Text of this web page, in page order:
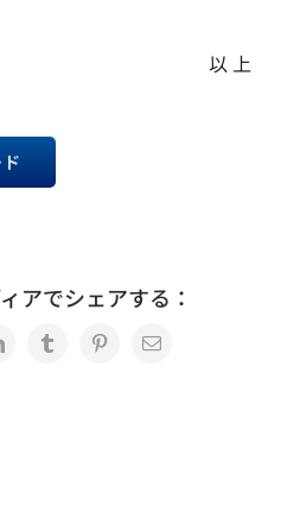
以 上
アでシェアする：
TumblrPinterest
電